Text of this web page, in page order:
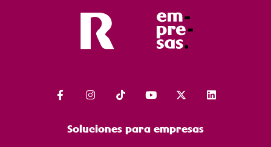
Soluciones para empresas